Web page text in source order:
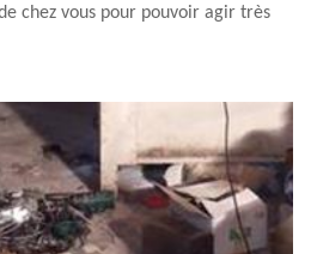
chez vous pour pouvoir agir très